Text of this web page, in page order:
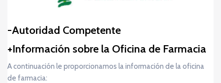
Autoridad Competente
Información sobre la Oficina de Farmacia
A continuación le proporcionamos la información de la oficina
de farmacia: